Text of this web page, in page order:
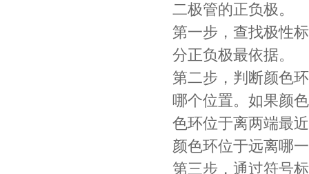
二极管的正负极。
第一步，查找极性
分正负极最依据。
第二步，判断颜色
哪个位置。如果颜
色环位于离两端最
颜色环位于远离哪
第三步，通过符号